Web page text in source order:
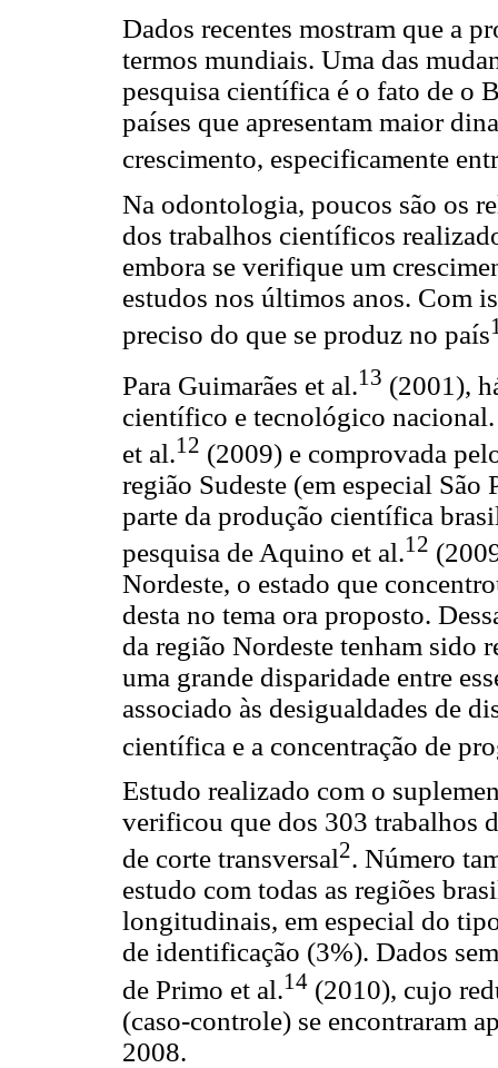
Dados recentes mostram que a
termos mundiais. Uma das
pesquisa científica é o fato de o
países que apresentam maior
crescimento, especificamente
Na odontologia, poucos são os
dos trabalhos científicos
embora se verifique um
estudos nos últimos anos. Com
preciso do que se produz no país
Para Guimarães et al.13 (2001),
científico e tecnológico
et al.12 (2009) e comprovada
região Sudeste (em especial
parte da produção científica
pesquisa de Aquino et al.12
Nordeste, o estado que
desta no tema ora proposto.
da região Nordeste tenham sido
uma grande disparidade entre
associado às desigualdades de
científica e a concentração de
Estudo realizado com o
verificou que dos 303 trabalhos
de corte transversal2. Número
estudo com todas as regiões
longitudinais, em especial do
de identificação (3%). Dados
de Primo et al.14 (2010), cujo
(caso-controle) se encontraram
2008.